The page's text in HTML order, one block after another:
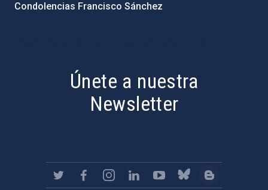
Condolencias Francisco Sánchez
Únete a nuestra
Newsletter